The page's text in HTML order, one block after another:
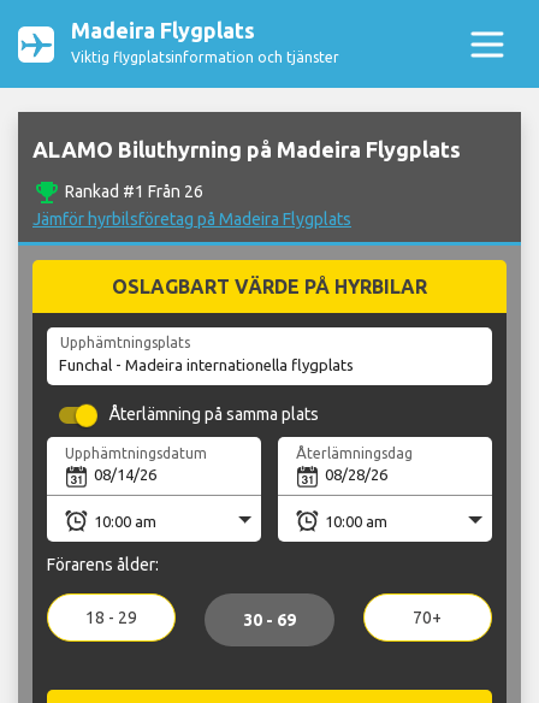
Madeira Flygplats
Viktig flygplatsinformation och tjänster
ALAMO Biluthyrning på Madeira Flygplats
emoji_events Rankad #1 Från 26
Jämför hyrbilsföretag på Madeira Flygplats
OSLAGBART VÄRDE PÅ HYRBILAR
Upphämtningsplats
Återlämning på samma plats
Upphämtningsdatum Återlämningsdag
Förarens ålder:
18 - 29 30 - 69 70+